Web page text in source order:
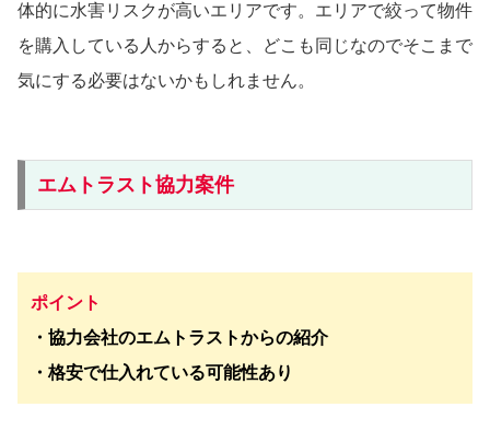
体的に水害リスクが高いエリアです。エリアで絞って物件
を購入している人からすると、どこも同じなのでそこまで
気にする必要はないかもしれません。
エムトラスト協力案件
ポイント
・協力会社のエムトラストからの紹介
・格安で仕入れている可能性あり